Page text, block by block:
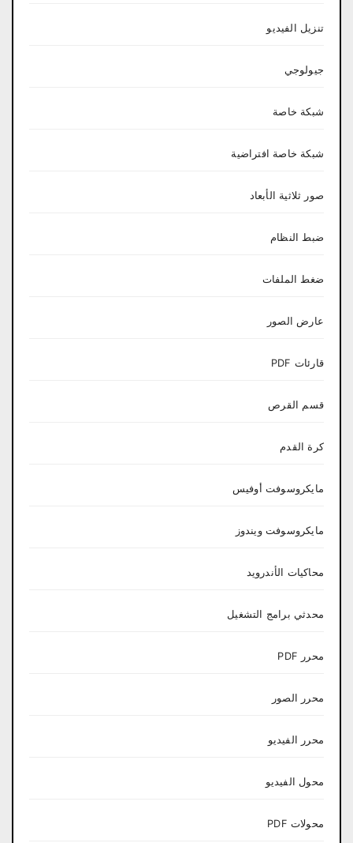
تنزيل الفيديو
جيولوجي
شبكة خاصة
شبكة خاصة افتراضية
صور ثلاثية الأبعاد
ضبط النظام
ضغط الملفات
عارض الصور
قارئات PDF
قسم القرص
كرة القدم
مايكروسوفت أوفيس
مايكروسوفت ويندوز
محاكيات الأندرويد
محدثي برامج التشغيل
محرر PDF
محرر الصور
محرر الفيديو
محول الفيديو
محولات PDF